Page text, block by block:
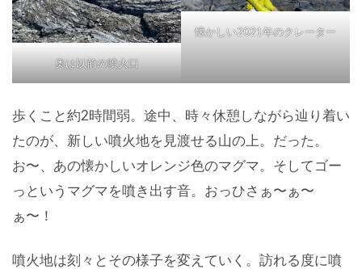
奥は以前の噴火口
懐かしい2021年のクレーター
歩くこと約2時間弱。途中、時々休憩しながら辿り着い
たのが、新しい噴火地を見渡せる山の上。だった。
お〜、あの懐かしいオレンジ色のマグマ。そしてゴー
っというマグマを噴き出す音。おっひさぁ〜ぁ〜
ぁ〜！
噴火地は刻々とその様子を変えていく。訪れる度に噴